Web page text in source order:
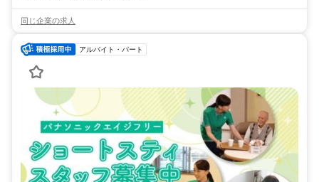
同じ企業の求人
アルバイト・パート